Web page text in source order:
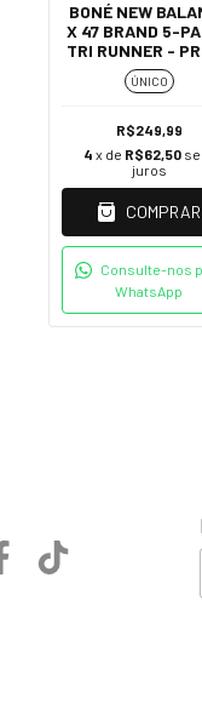
BONÉ NEW
X 47 BRAND 5-
TRI RUNNER -
ÚNICO
R$249,99
4 x de R$62,50
juros
COMPRAR
Consulte-nos
WhatsApp